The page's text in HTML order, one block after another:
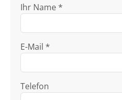
Ihr Name *
E-Mail *
Telefon